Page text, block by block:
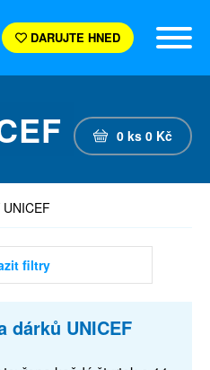
DARUJTE HNED
0 ks 0 Kč
filtry
dárků UNICEF